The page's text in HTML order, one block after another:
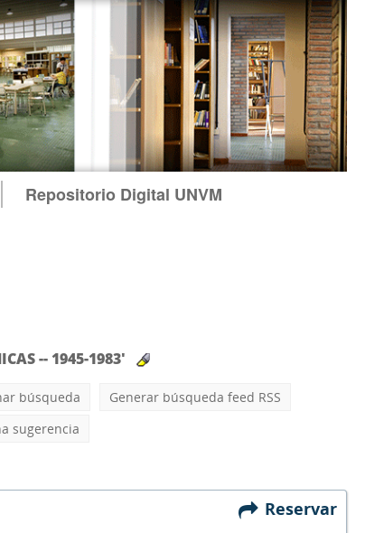
Repositorio Digital UNVM
-- 1945-1983'
búsqueda
Generar búsqueda feed RSS
sugerencia
Reservar